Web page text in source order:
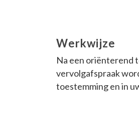
Werkwijze
Na een oriënterend
vervolgafspraak
toestemming en in